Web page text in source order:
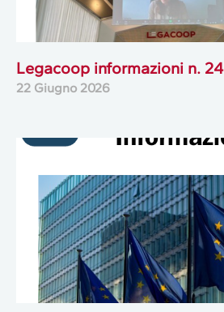
Legacoop informazioni n. 24
22 Giugno 2026